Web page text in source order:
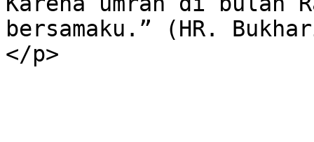
bersamaku.” (HR.
</p>